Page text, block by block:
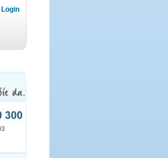
Login